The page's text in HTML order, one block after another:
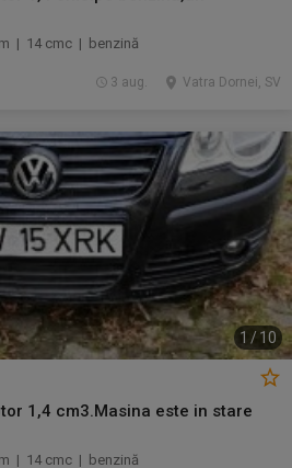
| 14 cmc | benzină
Vatra Dornei, SV
3 aug.
1 /10
1,4 cm3.Masina este in stare
| 14 cmc | benzină